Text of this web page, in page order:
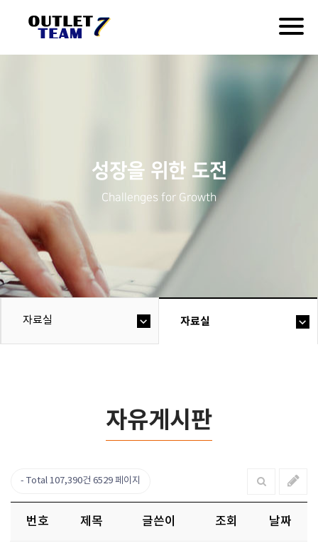
성장을 위한 도전
Challenges for Growth
자료실 자료실
자유게시판
Total 107,390건 6529 페이지
번호 제목 글쓴이 조회 날짜